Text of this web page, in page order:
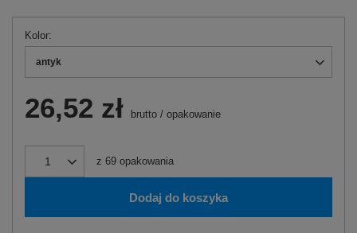
Kolor
antyk
26,52 zł brutto / opakowanie
z 69 opakowania
Dodaj do koszyka